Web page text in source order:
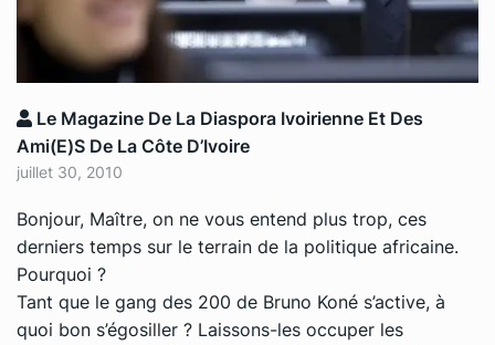
Le Magazine De La Diaspora Ivoirienne Et Des
Ami(e)s De La Côte D’Ivoire
juillet 30, 2010
Bonjour, Maître, on ne vous entend plus trop, ces
derniers temps sur le terrain de la politique africaine.
Pourquoi ?
Tant que le gang des 200 de Bruno Koné s’active, à
quoi bon s’égosiller ? Laissons-les occuper les